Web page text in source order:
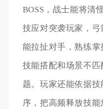
BOSS，战士能将清
技应对突袭玩家，
能拉扯对手，熟练
技能搭配和场景不
题。玩家还能依据
序，把高频释放技